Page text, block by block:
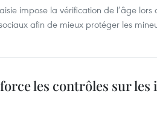
impose la vérification de l’âge lors
afin de mieux protéger les
les contrôles sur